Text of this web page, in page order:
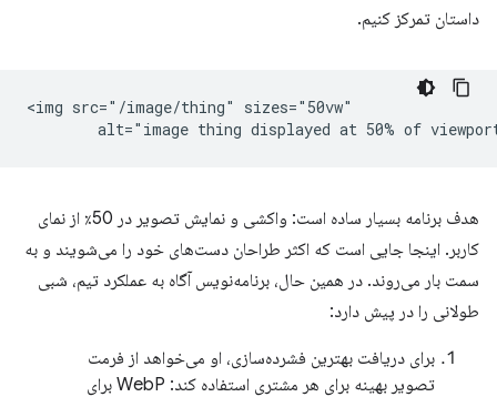
داستان تمرکز کنیم.
<img src="/image/thing" sizes="50vw"
هدف برنامه بسیار ساده است: واکشی و نمایش تصویر در 50٪ از نمای
کاربر. اینجا جایی است که اکثر طراحان دست‌های خود را می‌شویند و به
سمت بار می‌روند. در همین حال، برنامه‌نویس آگاه به عملکرد تیم، شبی
طولانی را در پیش دارد:
برای دریافت بهترین فشرده‌سازی، او می‌خواهد از فرمت
تصویر بهینه برای هر مشتری استفاده کند: WebP برای